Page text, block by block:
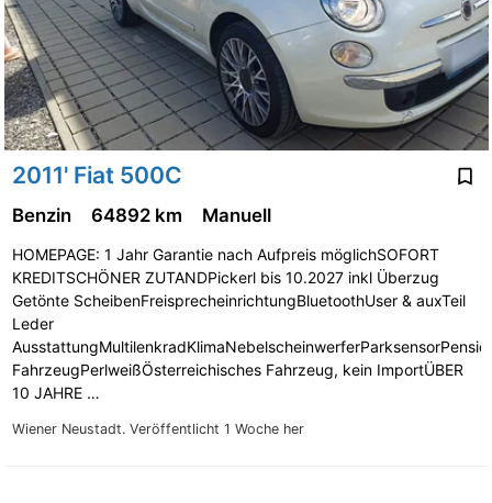
2011' Fiat 500C
Wiener Neustadt. Veröffentlicht 1 Woche her
Benzin 64892 km Manuell
HOMEPAGE: 1 Jahr Garantie nach Aufpreis möglichSOFORT
KREDITSCHÖNER ZUTANDPickerl bis 10.2027 inkl Überzug
Getönte ScheibenFreisprecheinrichtungBluetoothUser & auxTeil
Leder
FahrzeugPerlweißÖsterreichisches Fahrzeug, kein ImportÜBER
10 JAHRE …